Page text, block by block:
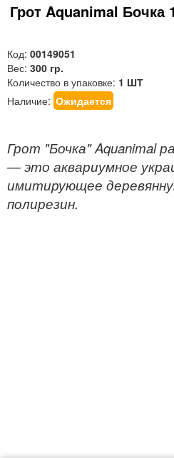
Грот Aquanimal Бочка
Код: 00149051
Вес: 300 гр.
Количество в упаковке: 1 ШТ
Наличие: Ожидается
Грот "Бочка" Aquanimal
— это аквариумное
имитирующее
полирезин.